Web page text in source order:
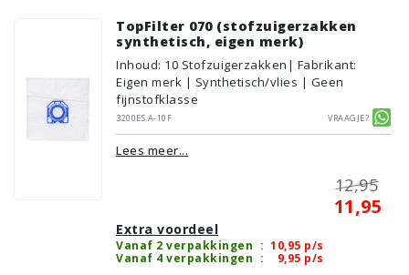
TopFilter 070 (stofzuigerzakken
synthetisch, eigen merk)
Inhoud: 10 Stofzuigerzakken | Fabrikant:
Eigen merk | Synthetisch/vlies | Geen
fijnstofklasse
3200ES.A-10F
Vraagje?
Lees meer...
12,95
11,95
Extra voordeel
Vanaf 2 verpakkingen : 10,95 p/s
Vanaf 4 verpakkingen : 9,95 p/s